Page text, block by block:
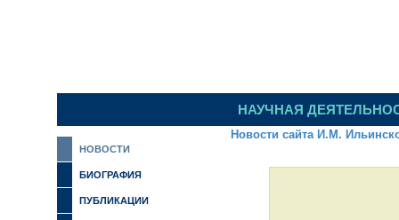
НАУЧНАЯ
НОВОСТИ
БИОГРАФИЯ
ПУБЛИКАЦИИ
Новости сайта И.М.